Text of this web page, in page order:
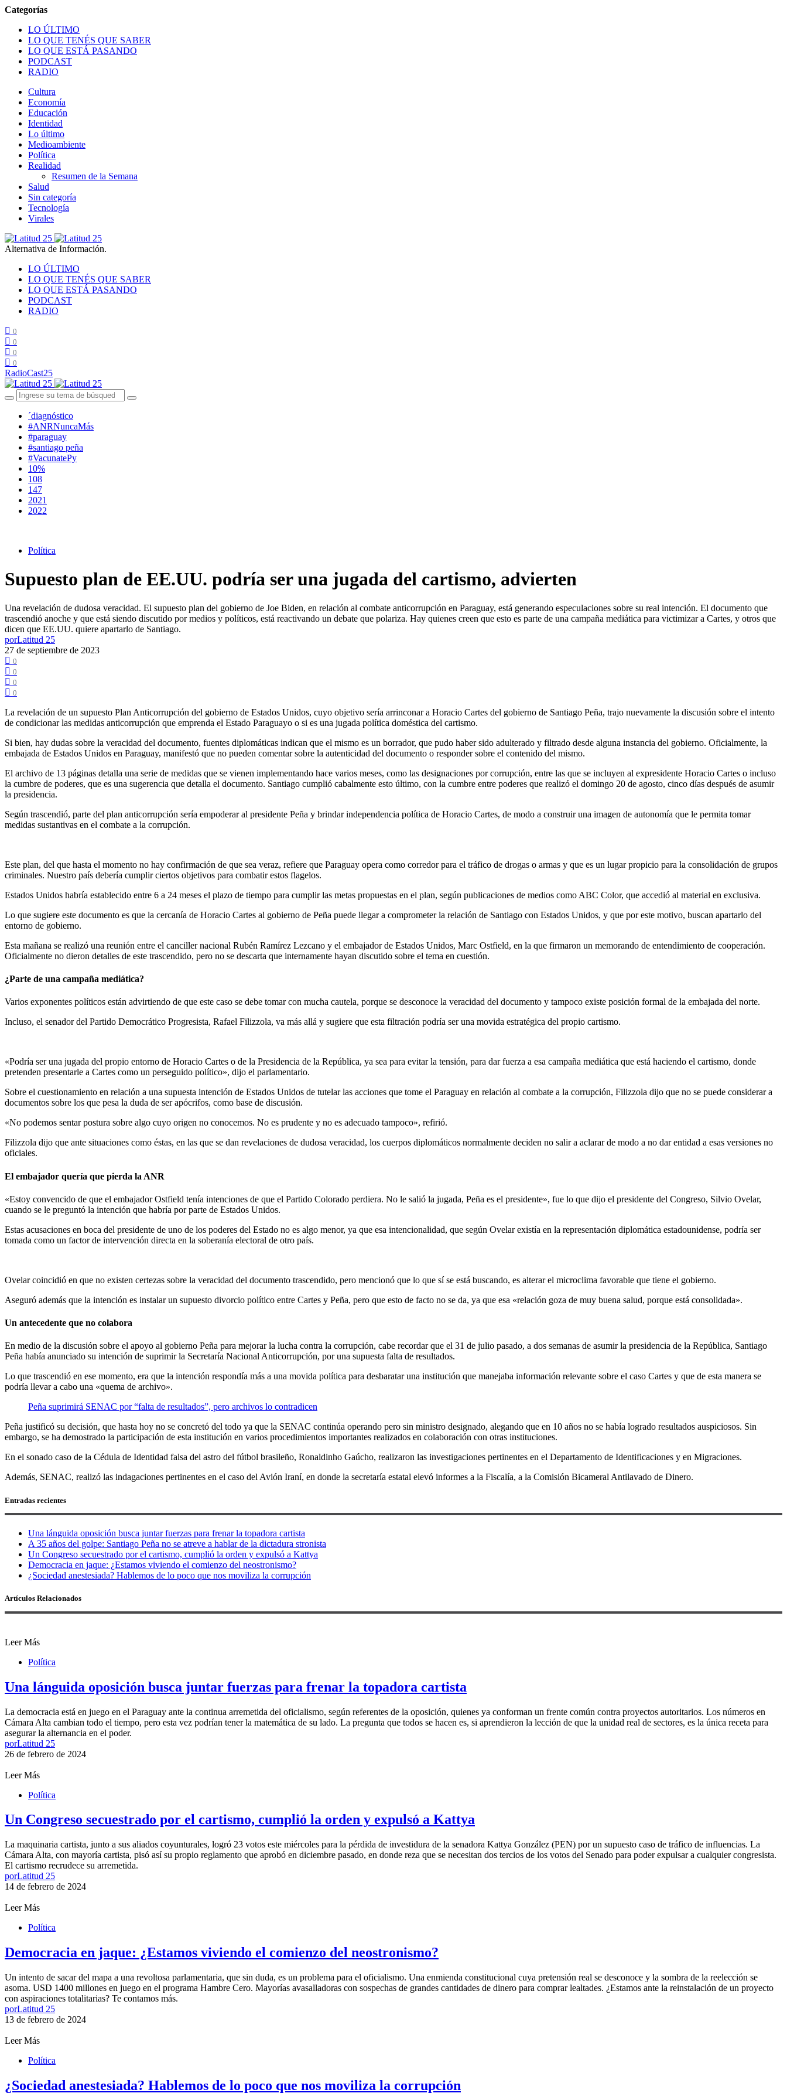
LO ÚLTIMO
LO QUE TENÉS QUE SABER
LO QUE ESTÁ PASANDO
PODCAST
RADIO
Cultura
Economía
Educación
Identidad
Lo último
Medioambiente
Política
Realidad
Resumen de la Semana
Salud
Sin categoría
Tecnología
Virales
Alternativa de Información.
LO ÚLTIMO
LO QUE TENÉS QUE SABER
LO QUE ESTÁ PASANDO
PODCAST
RADIO
0
0
0
0
RadioCast25
´diagnóstico
#ANRNuncaMás
#paraguay
#santiago peña
#VacunatePy
10%
108
147
2021
2022
Política
Supuesto plan de EE.UU. podría ser una jugada del cartismo, advierten
Una revelación de dudosa veracidad. El supuesto plan del gobierno de Joe Biden, en relación al combate anticorrupción en Paraguay, está generando especulaciones sobre su real intención. El documento que
trascendió anoche y que está siendo discutido por medios y políticos, está reactivando un debate que polariza. Hay quienes creen que esto es parte de una campaña mediática para victimizar a Cartes, y otros que
dicen que EE.UU. quiere apartarlo de Santiago.
porLatitud 25
27 de septiembre de 2023
0
0
0
0
La revelación de un supuesto Plan Anticorrupción del gobierno de Estados Unidos, cuyo objetivo sería arrinconar a Horacio Cartes del gobierno de Santiago Peña, trajo nuevamente la discusión sobre el intento
de condicionar las medidas anticorrupción que emprenda el Estado Paraguayo o si es una jugada política doméstica del cartismo.
Si bien, hay dudas sobre la veracidad del documento, fuentes diplomáticas indican que el mismo es un borrador, que pudo haber sido adulterado y filtrado desde alguna instancia del gobierno. Oficialmente, la
embajada de Estados Unidos en Paraguay, manifestó que no pueden comentar sobre la autenticidad del documento o responder sobre el contenido del mismo.
El archivo de 13 páginas detalla una serie de medidas que se vienen implementando hace varios meses, como las designaciones por corrupción, entre las que se incluyen al expresidente Horacio Cartes o incluso
la cumbre de poderes, que es una sugerencia que detalla el documento. Santiago cumplió cabalmente esto último, con la cumbre entre poderes que realizó el domingo 20 de agosto, cinco días después de asumir
la presidencia.
Según trascendió, parte del plan anticorrupción sería empoderar al presidente Peña y brindar independencia política de Horacio Cartes, de modo a construir una imagen de autonomía que le permita tomar
medidas sustantivas en el combate a la corrupción.
Este plan, del que hasta el momento no hay confirmación de que sea veraz, refiere que Paraguay opera como corredor para el tráfico de drogas o armas y que es un lugar propicio para la consolidación de grupos
criminales. Nuestro país debería cumplir ciertos objetivos para combatir estos flagelos.
Estados Unidos habría establecido entre 6 a 24 meses el plazo de tiempo para cumplir las metas propuestas en el plan, según publicaciones de medios como ABC Color, que accedió al material en exclusiva.
Lo que sugiere este documento es que la cercanía de Horacio Cartes al gobierno de Peña puede llegar a comprometer la relación de Santiago con Estados Unidos, y que por este motivo, buscan apartarlo del
entorno de gobierno.
Esta mañana se realizó una reunión entre el canciller nacional Rubén Ramírez Lezcano y el embajador de Estados Unidos, Marc Ostfield, en la que firmaron un memorando de entendimiento de cooperación.
Oficialmente no dieron detalles de este trascendido, pero no se descarta que internamente hayan discutido sobre el tema en cuestión.
¿Parte de una campaña mediática?
Varios exponentes políticos están advirtiendo de que este caso se debe tomar con mucha cautela, porque se desconoce la veracidad del documento y tampoco existe posición formal de la embajada del norte.
Incluso, el senador del Partido Democrático Progresista, Rafael Filizzola, va más allá y sugiere que esta filtración podría ser una movida estratégica del propio cartismo.
«Podría ser una jugada del propio entorno de Horacio Cartes o de la Presidencia de la República, ya sea para evitar la tensión, para dar fuerza a esa campaña mediática que está haciendo el cartismo, donde
pretenden presentarle a Cartes como un perseguido político», dijo el parlamentario.
Sobre el cuestionamiento en relación a una supuesta intención de Estados Unidos de tutelar las acciones que tome el Paraguay en relación al combate a la corrupción, Filizzola dijo que no se puede considerar a
documentos sobre los que pesa la duda de ser apócrifos, como base de discusión.
«No podemos sentar postura sobre algo cuyo origen no conocemos. No es prudente y no es adecuado tampoco», refirió.
Filizzola dijo que ante situaciones como éstas, en las que se dan revelaciones de dudosa veracidad, los cuerpos diplomáticos normalmente deciden no salir a aclarar de modo a no dar entidad a esas versiones no
oficiales.
El embajador quería que pierda la ANR
«Estoy convencido de que el embajador Ostfield tenía intenciones de que el Partido Colorado perdiera. No le salió la jugada, Peña es el presidente», fue lo que dijo el presidente del Congreso, Silvio Ovelar,
cuando se le preguntó la intención que habría por parte de Estados Unidos.
Estas acusaciones en boca del presidente de uno de los poderes del Estado no es algo menor, ya que esa intencionalidad, que según Ovelar existía en la representación diplomática estadounidense, podría ser
tomada como un factor de intervención directa en la soberanía electoral de otro país.
Ovelar coincidió en que no existen certezas sobre la veracidad del documento trascendido, pero mencionó que lo que sí se está buscando, es alterar el microclima favorable que tiene el gobierno.
Aseguró además que la intención es instalar un supuesto divorcio político entre Cartes y Peña, pero que esto de facto no se da, ya que esa «relación goza de muy buena salud, porque está consolidada».
Un antecedente que no colabora
En medio de la discusión sobre el apoyo al gobierno Peña para mejorar la lucha contra la corrupción, cabe recordar que el 31 de julio pasado, a dos semanas de asumir la presidencia de la República, Santiago
Peña había anunciado su intención de suprimir la Secretaría Nacional Anticorrupción, por una supuesta falta de resultados.
Lo que trascendió en ese momento, era que la intención respondía más a una movida política para desbaratar una institución que manejaba información relevante sobre el caso Cartes y que de esta manera se
podría llevar a cabo una «quema de archivo».
Peña suprimirá SENAC por “falta de resultados”, pero archivos lo contradicen
Peña justificó su decisión, que hasta hoy no se concretó del todo ya que la SENAC continúa operando pero sin ministro designado, alegando que en 10 años no se había logrado resultados auspiciosos. Sin
embargo, se ha demostrado la participación de esta institución en varios procedimientos importantes realizados en colaboración con otras instituciones.
En el sonado caso de la Cédula de Identidad falsa del astro del fútbol brasileño, Ronaldinho Gaúcho, realizaron las investigaciones pertinentes en el Departamento de Identificaciones y en Migraciones.
Además, SENAC, realizó las indagaciones pertinentes en el caso del Avión Iraní, en donde la secretaría estatal elevó informes a la Fiscalía, a la Comisión Bicameral Antilavado de Dinero.
Entradas recientes
Una lánguida oposición busca juntar fuerzas para frenar la topadora cartista
A 35 años del golpe: Santiago Peña no se atreve a hablar de la dictadura stronista
Un Congreso secuestrado por el cartismo, cumplió la orden y expulsó a Kattya
Democracia en jaque: ¿Estamos viviendo el comienzo del neostronismo?
¿Sociedad anestesiada? Hablemos de lo poco que nos moviliza la corrupción
Artículos Relacionados
Leer Más
Política
Una lánguida oposición busca juntar fuerzas para frenar la topadora cartista
La democracia está en juego en el Paraguay ante la continua arremetida del oficialismo, según referentes de la oposición, quienes ya conforman un frente común contra proyectos autoritarios. Los números en
Cámara Alta cambian todo el tiempo, pero esta vez podrían tener la matemática de su lado. La pregunta que todos se hacen es, si aprendieron la lección de que la unidad real de sectores, es la única receta para
asegurar la alternancia en el poder.
porLatitud 25
26 de febrero de 2024
Leer Más
Política
Un Congreso secuestrado por el cartismo, cumplió la orden y expulsó a Kattya
La maquinaria cartista, junto a sus aliados coyunturales, logró 23 votos este miércoles para la pérdida de investidura de la senadora Kattya González (PEN) por un supuesto caso de tráfico de influencias. La
Cámara Alta, con mayoría cartista, pisó así su propio reglamento que aprobó en diciembre pasado, en donde reza que se necesitan dos tercios de los votos del Senado para poder expulsar a cualquier congresista.
El cartismo recrudece su arremetida.
porLatitud 25
14 de febrero de 2024
Leer Más
Política
Democracia en jaque: ¿Estamos viviendo el comienzo del neostronismo?
Un intento de sacar del mapa a una revoltosa parlamentaria, que sin duda, es un problema para el oficialismo. Una enmienda constitucional cuya pretensión real se desconoce y la sombra de la reelección se
asoma. USD 1400 millones en juego en el programa Hambre Cero. Mayorías avasalladoras con sospechas de grandes cantidades de dinero para comprar lealtades. ¿Estamos ante la reinstalación de un proyecto
con aspiraciones totalitarias? Te contamos más.
porLatitud 25
13 de febrero de 2024
Leer Más
Política
¿Sociedad anestesiada? Hablemos de lo poco que nos moviliza la corrupción